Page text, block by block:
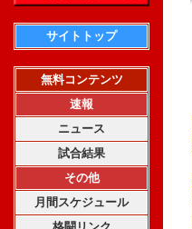
サイトトップ
無料コンテンツ
速報
ニュース
試合結果
その他
月間スケジュール